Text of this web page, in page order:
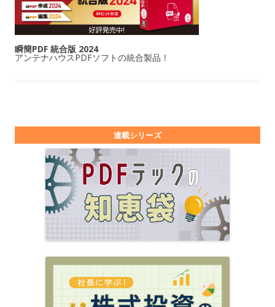
瞬簡PDF 統合版 2024
アンテナハウスPDFソフトの統合製品！
連載シリーズ